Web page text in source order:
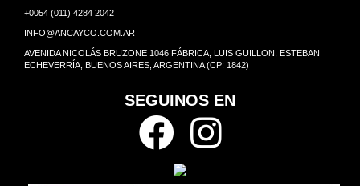
+0054 (011) 4284 2042
INFO@ANCAYCO.COM.AR
AVENIDA NICOLÁS BRUZONE 1046 FÁBRICA, LUIS GUILLON, ESTEBAN
ECHEVERRÍA, BUENOS AIRES, ARGENTINA (CP: 1842)
SEGUINOS EN